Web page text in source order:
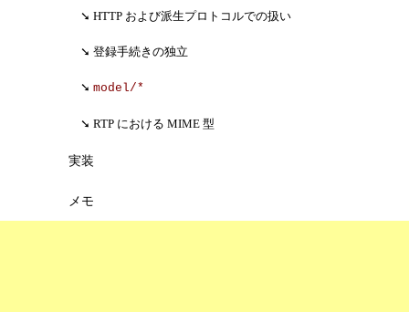
HTTP および派生プロトコルでの扱い
登録手続きの独立
model/*
RTP における MIME 型
実装
メモ